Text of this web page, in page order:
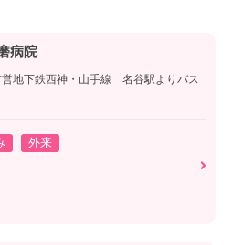
病院
営地下鉄西神・山手線 名谷駅よりバス
外来